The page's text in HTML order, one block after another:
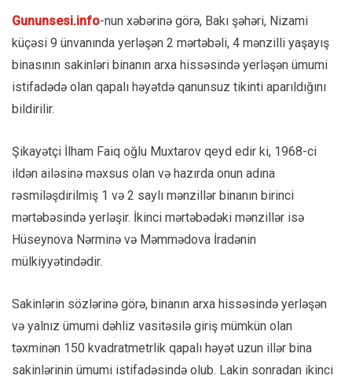
Gununsesi.info-nun xəbərinə görə, Bakı şəhəri, Nizami
küçəsi 9 ünvanında yerləşən 2 mərtəbəli, 4 mənzilli yaşayış
binasının sakinləri binanın arxa hissəsində yerləşən ümumi
istifadədə olan qapalı həyətdə qanunsuz tikinti aparıldığını
bildirilir.
Şikayətçi İlham Faiq oğlu Muxtarov qeyd edir ki, 1968-ci
ildən ailəsinə məxsus olan və hazırda onun adına
rəsmiləşdirilmiş 1 və 2 saylı mənzillər binanın birinci
mərtəbəsində yerləşir. İkinci mərtəbədəki mənzillər isə
Hüseynova Nərminə və Məmmədova İradənin
mülkiyyətindədir.
Sakinlərin sözlərinə görə, binanın arxa hissəsində yerləşən
və yalnız ümumi dəhliz vasitəsilə giriş mümkün olan
təxminən 150 kvadratmetrlik qapalı həyət uzun illər bina
sakinlərinin ümumi istifadəsində olub. Lakin sonradan ikinci